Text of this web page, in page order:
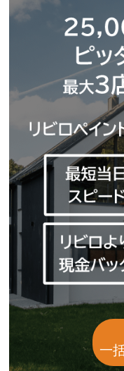
一